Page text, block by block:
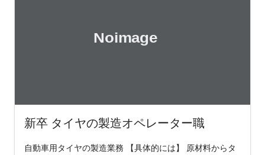
新卒 タイヤの製造オペレーター職
自動車用タイヤの製造業務 【具体的には】 原材料からタ